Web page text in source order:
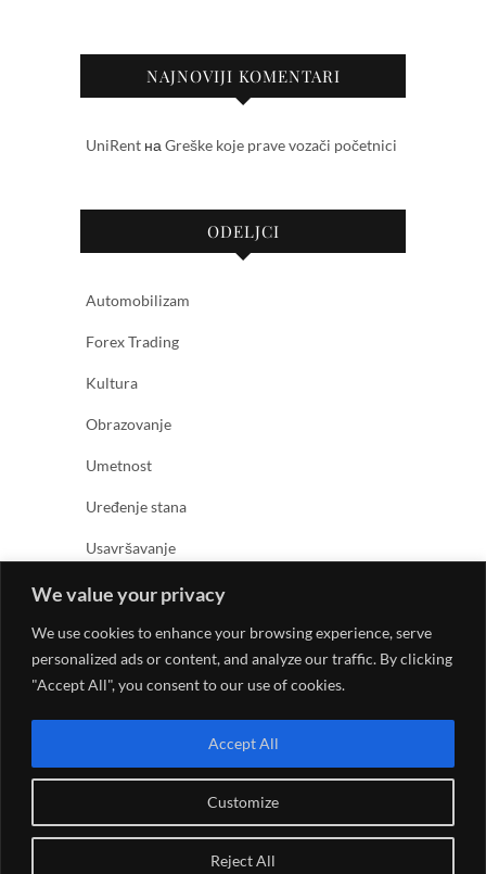
We value your privacy
We use cookies to enhance your browsing experience, serve
personalized ads or content, and analyze our traffic. By clicking
"Accept All", you consent to our use of cookies.
Customize
Reject All
Accept All
NAJNOVIJI KOMENTARI
UniRent на Greške koje prave vozači početnici
ODELJCI
Automobilizam
Forex Trading
Kultura
Obrazovanje
Umetnost
Uređenje stana
Usavršavanje
Zabava
Zanimljivosti
Kreativno umetnički magazin